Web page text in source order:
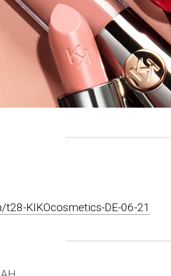
KIKOcosmetics-DE-06-21